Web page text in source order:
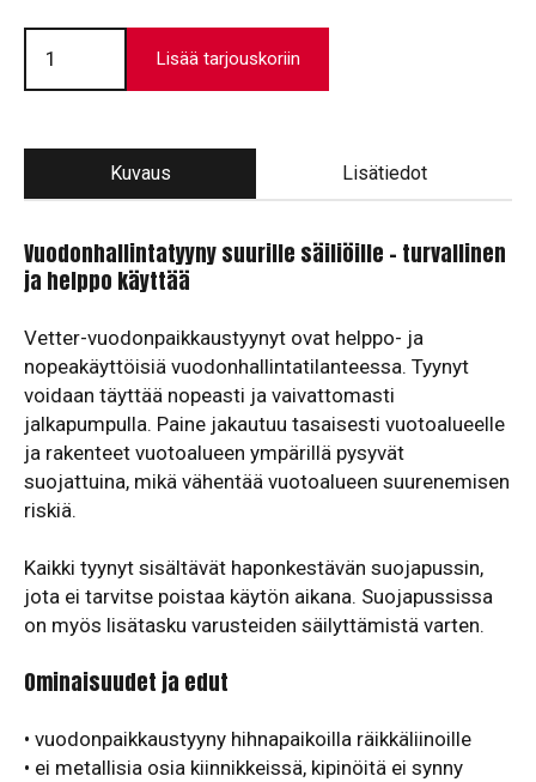
Vuodonpaikkaustyynysarja
86x57
cm
Lisää tarjouskoriin
Kuvaus Lisätiedot
Vuodonhallintatyyny suurille säiliöille – turvallinen
ja helppo käyttää
Vetter-vuodonpaikkaustyynyt ovat helppo- ja
nopeakäyttöisiä vuodonhallintatilanteessa. Tyynyt
voidaan täyttää nopeasti ja vaivattomasti
jalkapumpulla. Paine jakautuu tasaisesti vuotoalueelle
ja rakenteet vuotoalueen ympärillä pysyvät
suojattuina, mikä vähentää vuotoalueen suurenemisen
riskiä.
Kaikki tyynyt sisältävät haponkestävän suojapussin,
jota ei tarvitse poistaa käytön aikana. Suojapussissa
on myös lisätasku varusteiden säilyttämistä varten.
Ominaisuudet ja edut
• vuodonpaikkaustyyny hihnapaikoilla räikkäliinoille
• ei metallisia osia kiinnikkeissä, kipinöitä ei synny